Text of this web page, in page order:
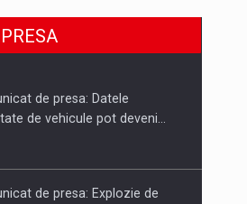
isi consolideaza prezenta in
printr-o a doua…
de investitii BoldMind si
de presa: Datele
de vehicule pot deveni…
de presa: Explozie de